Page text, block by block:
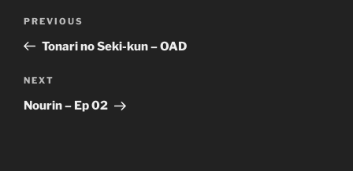
Previous
Post
PREVIOUS
Tonari no Seki-kun – OAD
Next
Post
NEXT
Nourin – Ep 02